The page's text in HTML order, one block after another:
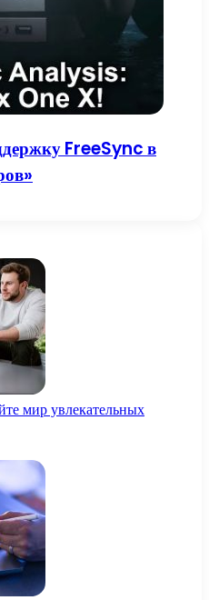
FreeSync в
мир увлекательных